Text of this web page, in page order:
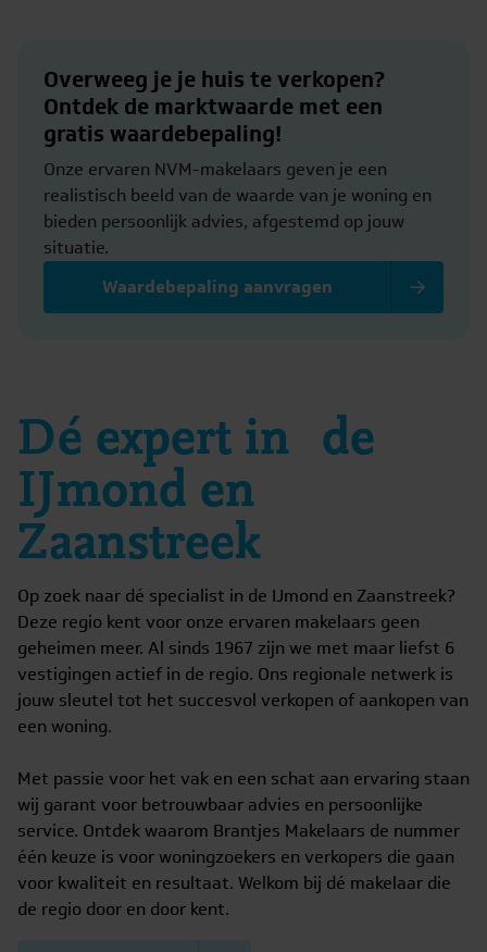
Overweeg je je huis te verkopen?
Ontdek de marktwaarde met een
gratis waardebepaling!
Onze ervaren NVM-makelaars geven je een
realistisch beeld van de waarde van je woning en
bieden persoonlijk advies, afgestemd op jouw
situatie.
Waardebepaling aanvragen
Dé expert in de
IJmond en
Zaanstreek
Op zoek naar dé specialist in de IJmond en Zaanstreek?
Deze regio kent voor onze ervaren makelaars geen
geheimen meer. Al sinds 1967 zijn we met maar liefst 6
vestigingen actief in de regio. Ons regionale netwerk is
jouw sleutel tot het succesvol verkopen of aankopen van
een woning.
Met passie voor het vak en een schat aan ervaring staan
wij garant voor betrouwbaar advies en persoonlijke
service. Ontdek waarom Brantjes Makelaars de nummer
één keuze is voor woningzoekers en verkopers die gaan
voor kwaliteit en resultaat. Welkom bij dé makelaar die
de regio door en door kent.